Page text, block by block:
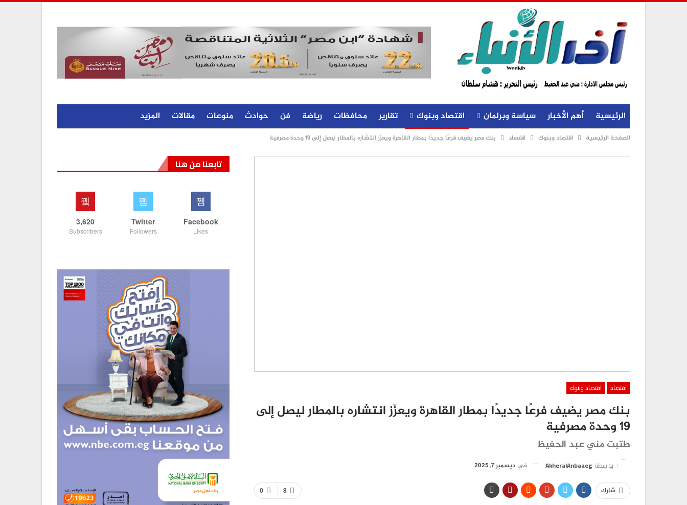
الرئيسية أهم الأخبار سياسة وبرلمان اقتصاد وبنوك تقارير محافظات رياضة فن حوادث منوعات مقالات المزيد
الصفحة الرئيسية اقتصاد وبنوك اقتصاد بنك مصر يضيف فرعًا جديدًا بمطار القاهرة ويعزّز انتشاره بالمطار ليصل إلى 19 وحدة مصرفية
اقتصاد اقتصاد وبنوك
بنك مصر يضيف فرعًا جديدًا بمطار القاهرة ويعزّز انتشاره بالمطار ليصل إلى
19 وحدة مصرفية
طتبت مني عبد الحفيظ
بواسطة AkheralAnbaaeg في ديسمبر 7, 2025
0 8 شارك
تابعنا من هنا
Facebook
Likes
Twitter
Followers
3,620
Subscribers